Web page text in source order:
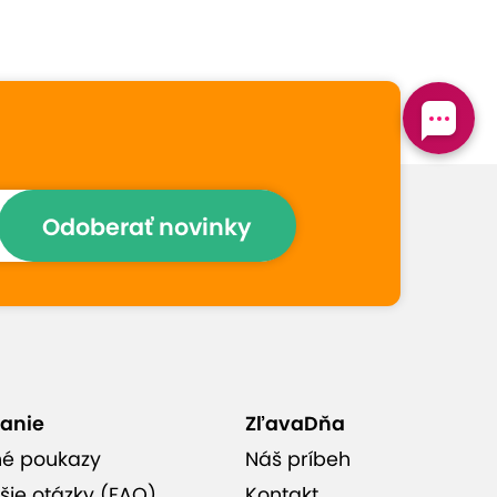
Relax, uvoľnenie stresu a
zvýšenie pružnosti tela
Thai La Flora v Podunajských
Odoberať novinky
poukazy
ZľavaDňa
Náš príbeh